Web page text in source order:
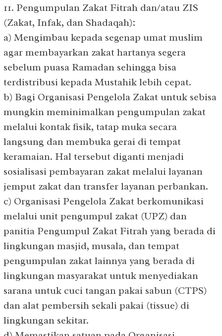
11. Pengumpulan Zakat Fitrah dan/atau ZIS
(Zakat, Infak, dan Shadaqah):
a) Mengimbau kepada segenap umat muslim
agar membayarkan zakat hartanya segera
sebelum puasa Ramadan sehingga bisa
terdistribusi kepada Mustahik lebih cepat.
b) Bagi Organisasi Pengelola Zakat untuk sebisa
mungkin meminimalkan pengumpulan zakat
melalui kontak fisik, tatap muka secara
langsung dan membuka gerai di tempat
keramaian. Hal tersebut diganti menjadi
sosialisasi pembayaran zakat melalui layanan
jemput zakat dan transfer layanan perbankan.
c) Organisasi Pengelola Zakat berkomunikasi
melalui unit pengumpul zakat (UPZ) dan
panitia Pengumpul Zakat Fitrah yang berada di
lingkungan masjid, musala, dan tempat
pengumpulan zakat lainnya yang berada di
lingkungan masyarakat untuk menyediakan
sarana untuk cuci tangan pakai sabun (CTPS)
dan alat pembersih sekali pakai (tissue) di
lingkungan sekitar.